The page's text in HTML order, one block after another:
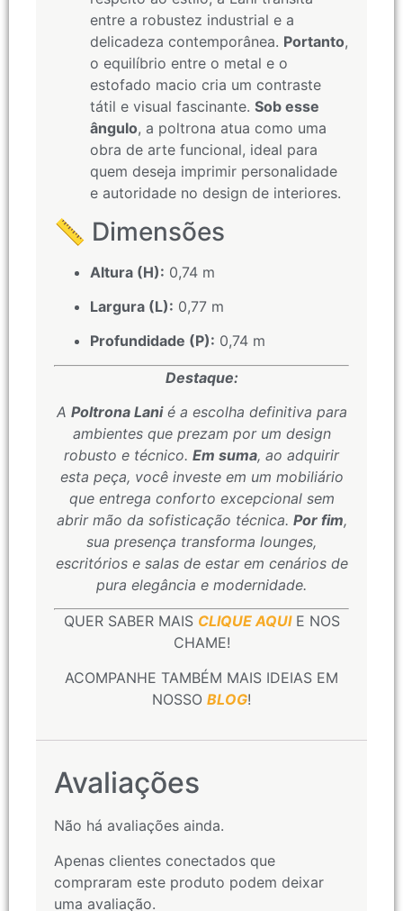
entre a robustez industrial e a
delicadeza contemporânea. Portanto,
o equilíbrio entre o metal e o
estofado macio cria um contraste
tátil e visual fascinante. Sob esse
ângulo, a poltrona atua como uma
obra de arte funcional, ideal para
quem deseja imprimir personalidade
e autoridade no design de interiores.
📏 Dimensões
Altura (H): 0,74 m
Largura (L): 0,77 m
Profundidade (P): 0,74 m
Destaque:
A Poltrona Lanié a escolha definitiva para
ambientes que prezam por um design
robusto e técnico. Em suma, ao adquirir
esta peça, você investe em um mobiliário
que entrega conforto excepcional sem
abrir mão da sofisticação técnica. Por fim,
sua presença transforma lounges,
escritórios e salas de estar em cenários de
pura elegância e modernidade.
QUER SABER MAIS CLIQUE AQUIE NOS
CHAME!
ACOMPANHE TAMBÉM MAIS IDEIAS EM
NOSSO BLOG!
Avaliações
Não há avaliações ainda.
Apenas clientes conectados que
compraram este produto podem deixar
uma avaliação.